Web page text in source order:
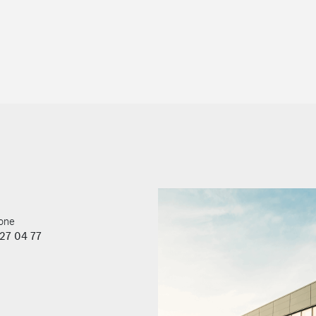
Siège conducteur à réglages
Pack stationnement avec
Préinstallation pour Live
Soutien lombaire à 4 réglages
Rétroviseurs extérieurs
04 77